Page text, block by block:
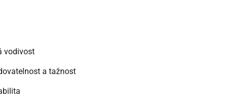
vodivost
a tažnost